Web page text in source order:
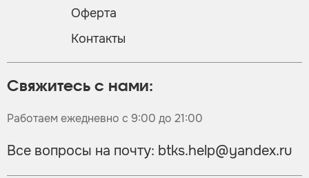
Свяжитесь с нами:
Работаем ежедневно с 9:00 до 21:00
Все вопросы на почту: btks.help@yandex.ru
Оферта
Контакты